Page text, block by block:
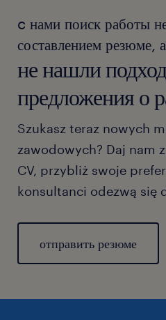
c нами поиск работы
составлением резюме,
не нашли
предложения о
Szukasz teraz nowych
zawodowych? Daj nam
CV, przybliż swoje
konsultanci odezwą się
отправить резюме